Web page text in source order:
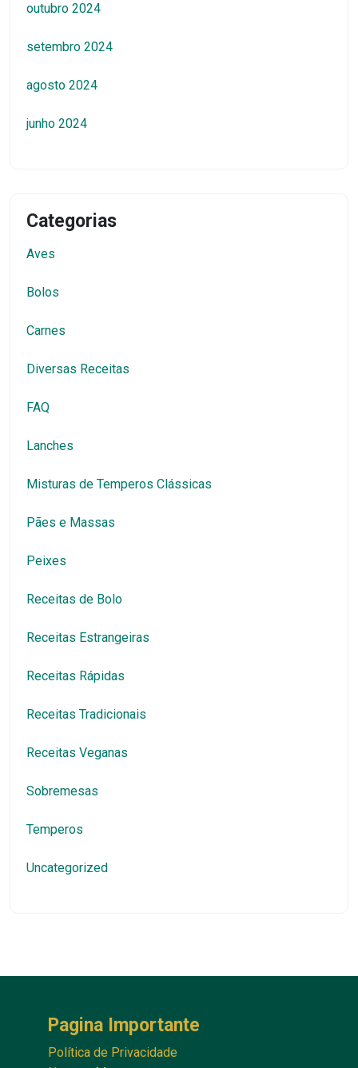
outubro 2024
setembro 2024
agosto 2024
junho 2024
Categorias
Aves
Bolos
Carnes
Diversas Receitas
FAQ
Lanches
Misturas de Temperos Clássicas
Pães e Massas
Peixes
Receitas de Bolo
Receitas Estrangeiras
Receitas Rápidas
Receitas Tradicionais
Receitas Veganas
Sobremesas
Temperos
Uncategorized
Pagina Importante
Política de Privacidade